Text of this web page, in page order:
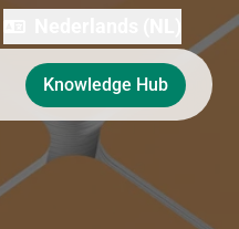
Knowledge Hub